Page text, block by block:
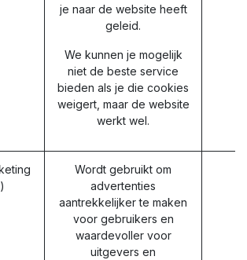
je naar de website heeft
geleid.
We kunnen je mogelijk
niet de beste service
bieden als je die cookies
weigert, maar de website
werkt wel.
Wordt gebruikt om
advertenties
aantrekkelijker te maken
voor gebruikers en
waardevoller voor
uitgevers en